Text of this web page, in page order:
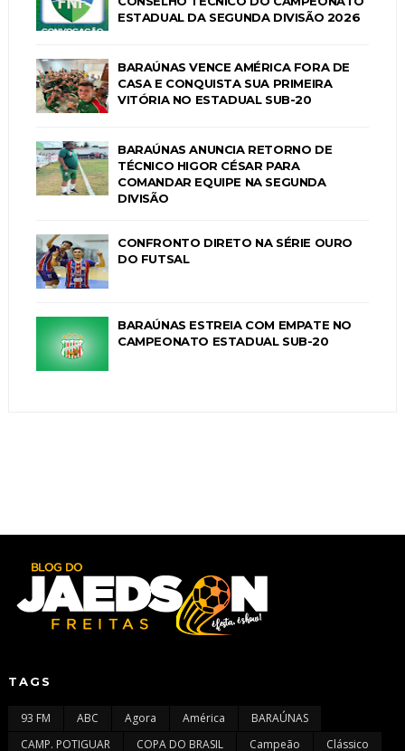
ESTADUAL DA SEGUNDA DIVISÃO 2026
BARAÚNAS VENCE AMÉRICA FORA DE
CASA E CONQUISTA SUA PRIMEIRA
VITÓRIA NO ESTADUAL SUB-20
BARAÚNAS ANUNCIA RETORNO DE
TÉCNICO HIGOR CÉSAR PARA
COMANDAR EQUIPE NA SEGUNDA
DIVISÃO
CONFRONTO DIRETO NA SÉRIE OURO
DO FUTSAL
BARAÚNAS ESTREIA COM EMPATE NO
CAMPEONATO ESTADUAL SUB-20
TAGS
93 FM ABC Agora América
BARAÚNAS
CAMP. POTIGUAR
COPA DO BRASIL Campeão Clássico